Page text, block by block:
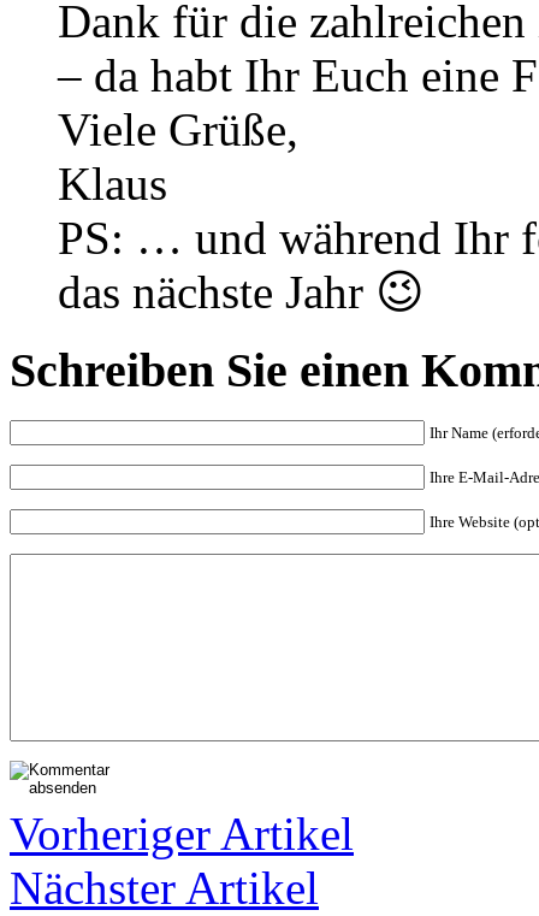
Dank für die
– da habt Ihr Euch eine
Viele Grüße,
Klaus
PS: … und während Ihr
das nächste Jahr 😉
Schreiben Sie einen
Ihr Name
Ihre E-Mail-
Ihre Website
Vorheriger Artikel
Nächster Artikel